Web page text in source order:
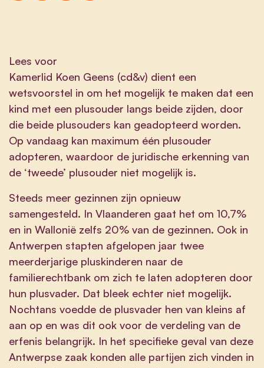
Lees voor
Kamerlid Koen Geens (cd&v) dient een
wetsvoorstel in om het mogelijk te maken dat een
kind met een plusouder langs beide zijden, door
die beide plusouders kan geadopteerd worden.
Op vandaag kan maximum één plusouder
adopteren, waardoor de juridische erkenning van
de ‘tweede’ plusouder niet mogelijk is.
Steeds meer gezinnen zijn opnieuw
samengesteld. In Vlaanderen gaat het om 10,7%
en in Wallonië zelfs 20% van de gezinnen. Ook in
Antwerpen stapten afgelopen jaar twee
meerderjarige pluskinderen naar de
familierechtbank om zich te laten adopteren door
hun plusvader. Dat bleek echter niet mogelijk.
Nochtans voedde de plusvader hen van kleins af
aan op en was dit ook voor de verdeling van de
erfenis belangrijk. In het specifieke geval van deze
Antwerpse zaak konden alle partijen zich vinden in